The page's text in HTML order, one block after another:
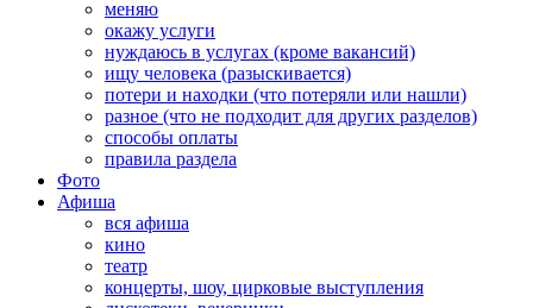
меняю
окажу услуги
нуждаюсь в услугах (кроме вакансий)
ищу человека (разыскивается)
потери и находки (что потеряли или нашли)
разное (что не подходит для других разделов)
способы оплаты
правила раздела
Фото
Афиша
вся афиша
кино
театр
концерты, шоу, цирковые выступления